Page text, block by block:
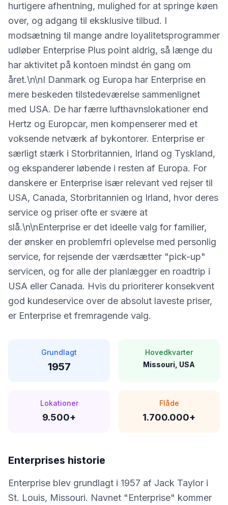
hurtigere afhentning, mulighed for at springe køen
over, og adgang til eksklusive tilbud. I
modsætning til mange andre loyalitetsprogrammer
udløber Enterprise Plus point aldrig, så længe du
har aktivitet på kontoen mindst én gang om
året.\n\nI Danmark og Europa har Enterprise en
mere beskeden tilstedeværelse sammenlignet
med USA. De har færre lufthavnslokationer end
Hertz og Europcar, men kompenserer med et
voksende netværk af bykontorer. Enterprise er
særligt stærk i Storbritannien, Irland og Tyskland,
og ekspanderer løbende i resten af Europa. For
danskere er Enterprise især relevant ved rejser til
USA, Canada, Storbritannien og Irland, hvor deres
service og priser ofte er svære at
slå.\n\nEnterprise er det ideelle valg for familier,
der ønsker en problemfri oplevelse med personlig
service, for rejsende der værdsætter "pick-up"
servicen, og for alle der planlægger en roadtrip i
USA eller Canada. Hvis du prioriterer konsekvent
god kundeservice over de absolut laveste priser,
er Enterprise et fremragende valg.
Grundlagt
1957
Hovedkvarter
Missouri, USA
Lokationer
9.500+
Flåde
1.700.000+
Enterprises historie
Enterprise blev grundlagt i 1957 af Jack Taylor i
St. Louis, Missouri. Navnet "Enterprise" kommer